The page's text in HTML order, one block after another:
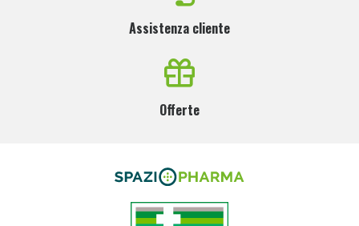
Assistenza cliente
Offerte